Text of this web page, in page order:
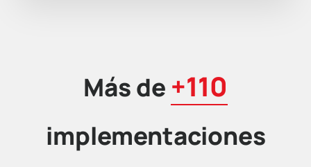
Más de +110
implementaciones